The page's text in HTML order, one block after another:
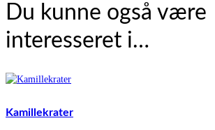
Du kunne også være
interesseret i…
Kamillekrater